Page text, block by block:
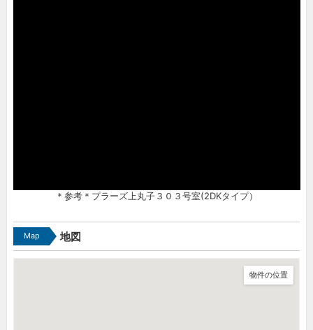
＊参考＊プラーズ上丸子３０３号室(2DKタイプ）
Map 地図
物件の位置